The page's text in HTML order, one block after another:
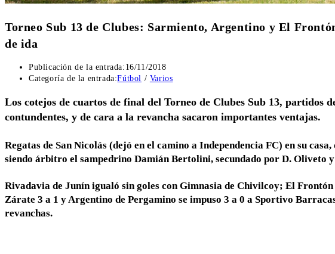
Torneo Sub 13 de Clubes: Sarmiento, Argentino y El
de ida
Publicación de la entrada: 16/11/2018
Categoría de la entrada:Fútbol / Varios
Los cotejos de cuartos de final del Torneo de Clubes Sub 13, partidos
contundentes, y de cara a la revancha sacaron importantes ventajas.
Regatas de San Nicolás (dejó en el camino a Independencia FC) en su
siendo árbitro el sampedrino Damián Bertolini, secundado por D. Oliveto
Rivadavia de Junín igualó sin goles con Gimnasia de Chivilcoy; El Frontón
Zárate 3 a 1 y Argentino de Pergamino se impuso 3 a 0 a Sportivo
revanchas.